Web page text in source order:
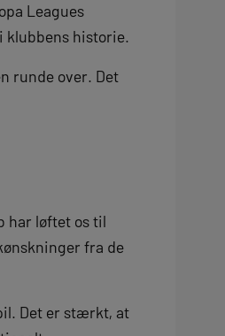
Leagues
klubbens historie.
runde over. Det
har løftet os til
fra de
Det er stærkt, at